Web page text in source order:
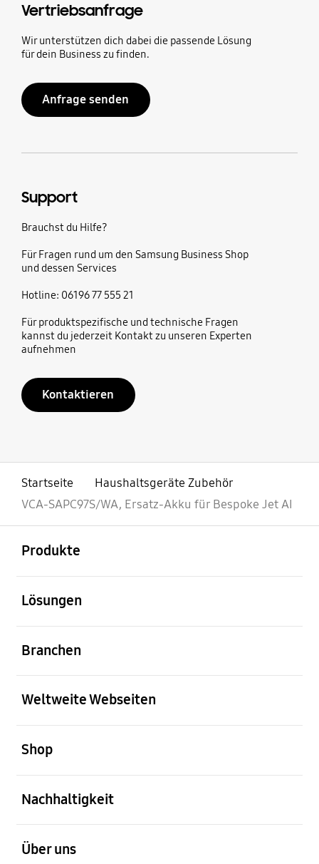
Vertriebsanfrage
Wir unterstützen dich dabei die passende Lösung
für dein Business zu finden.
Anfrage senden
Support
Brauchst du Hilfe?
Für Fragen rund um den Samsung Business Shop
und dessen Services
Hotline: 06196 77 555 21
Für produktspezifische und technische Fragen
kannst du jederzeit Kontakt zu unseren Experten
aufnehmen
Kontaktieren
Startseite
Haushaltsgeräte Zubehör
VCA-SAPC97S/WA, Ersatz-Akku für Bespoke Jet AI
Produkte
Lösungen
Branchen
Weltweite Webseiten
Shop
Nachhaltigkeit
Über uns